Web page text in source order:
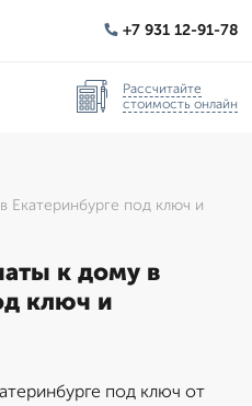
+7 931 12-91-78
Рассчитайте
стоимость онлайн
Екатеринбурге под ключ и
к дому в
ключ и
под ключ от